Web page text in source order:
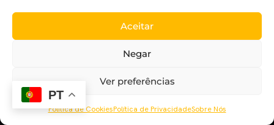
Aceitar
Negar
Ver preferências
Política de CookiesPolítica de PrivacidadeSobre Nós
Olho da Rua. Na categoria de cinema, esta edição apresenta
duas mostras convidadas – “Full Feather Jacket” e “Bingo” –
ambas do Shorcutz Amsterdam, e ainda duas mostras
PT